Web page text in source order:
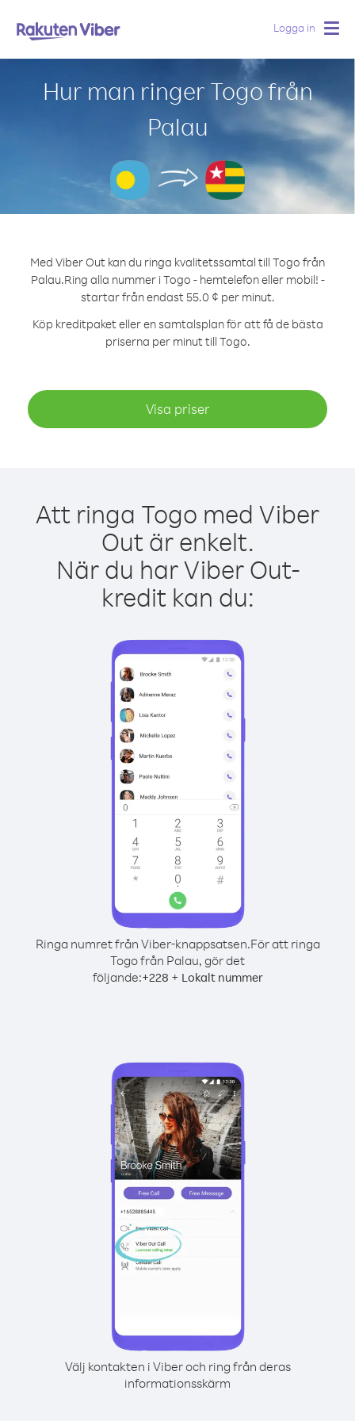
Logga in
Hur man ringer Togo från
Palau
Med Viber Out kan du ringa kvalitetssamtal till Togo från
Palau.Ring alla nummer i Togo - hemtelefon eller mobil! -
startar från endast 55.0 ¢ per minut.
Köp kreditpaket eller en samtalsplan för att få de bästa
priserna per minut till Togo.
Visa priser
Att ringa Togo med Viber
Out är enkelt.
När du har Viber Out-
kredit kan du:
Ringa numret från Viber-knappsatsen.För att ringa
Togo från Palau, gör det
följande:+228 + Lokalt nummer
Välj kontakten i Viber och ring från deras
informationsskärm